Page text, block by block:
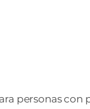
personas